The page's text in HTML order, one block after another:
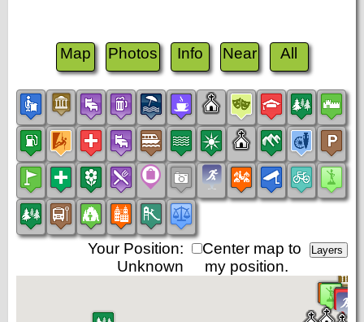
Map Photos Info Near All
Center map to
my position.
Your Position:
Unknown